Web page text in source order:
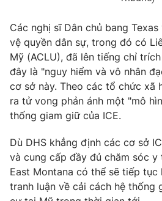
Các nghị sĩ Dân chủ bang
vệ quyền dân sự, trong đó có
Mỹ (ACLU), đã lên tiếng chỉ
đây là "nguy hiểm và vô nhân
cơ sở này. Theo các tổ chức xã
ra tử vong phản ánh một "mô
thống giam giữ của ICE.
Dù DHS khẳng định các cơ sở
và cung cấp đầy đủ chăm sóc y
East Montana có thể sẽ tiếp tục
tranh luận về cải cách hệ thống